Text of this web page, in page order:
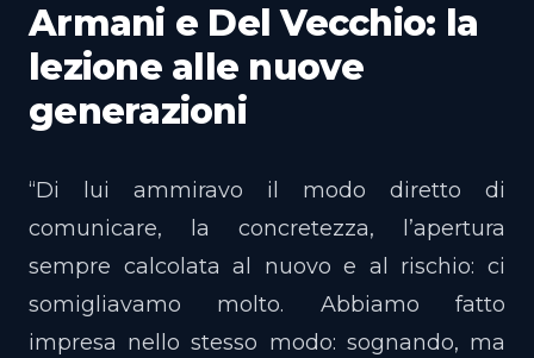
Armani e Del Vecchio: la
lezione alle nuove
generazioni
“Di lui ammiravo il modo diretto di
comunicare, la concretezza, l’apertura
sempre calcolata al nuovo e al rischio: ci
somigliavamo molto. Abbiamo fatto
impresa nello stesso modo: sognando, ma